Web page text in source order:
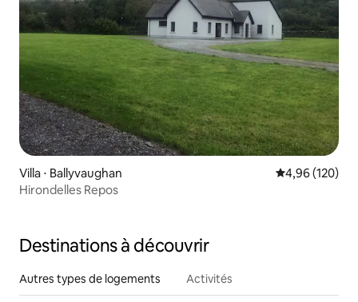
Villa ⋅ Ballyvaughan Évaluation
4,96 (120)
Hirondelles Repos
Destinations à découvrir
Autres types de logements Activités